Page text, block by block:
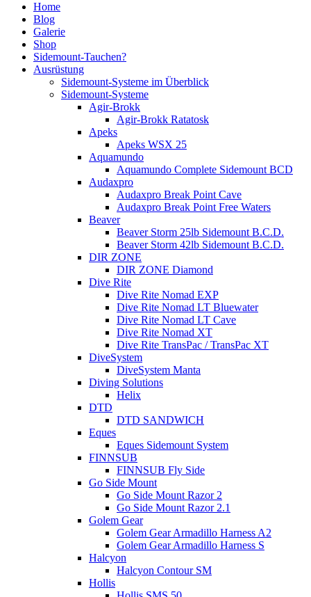
Home
Blog
Galerie
Shop
Sidemount-Tauchen?
Ausrüstung
Sidemount-Systeme im Überblick
Sidemount-Systeme
Agir-Brokk
Agir-Brokk Ratatosk
Apeks
Apeks WSX 25
Aquamundo
Aquamundo Complete Sidemount BCD
Audaxpro
Audaxpro Break Point Cave
Audaxpro Break Point Free Waters
Beaver
Beaver Storm 25lb Sidemount B.C.D.
Beaver Storm 42lb Sidemount B.C.D.
DIR ZONE
DIR ZONE Diamond
Dive Rite
Dive Rite Nomad EXP
Dive Rite Nomad LT Bluewater
Dive Rite Nomad LT Cave
Dive Rite Nomad XT
Dive Rite TransPac / TransPac XT
DiveSystem
DiveSystem Manta
Diving Solutions
Helix
DTD
DTD SANDWICH
Eques
Eques Sidemount System
FINNSUB
FINNSUB Fly Side
Go Side Mount
Go Side Mount Razor 2
Go Side Mount Razor 2.1
Golem Gear
Golem Gear Armadillo Harness A2
Golem Gear Armadillo Harness S
Halcyon
Halcyon Contour SM
Hollis